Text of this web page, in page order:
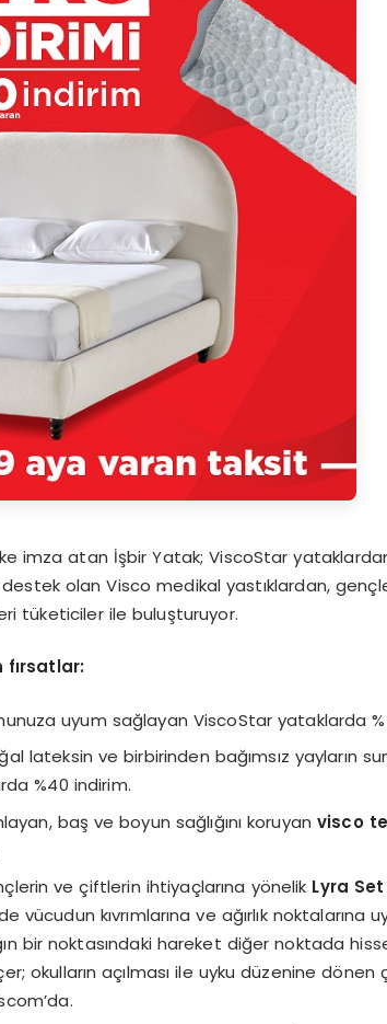
imza atan İşbir Yatak; ViscoStar
destek olan Visco medikal yastıklardan,
tüketiciler ile buluşturuyor.
fırsatlar:
uyum sağlayan ViscoStar yataklarda
lateksin ve birbirinden bağımsız yayların
%40 indirim.
baş ve boyun sağlığını koruyan visco
ve çiftlerin ihtiyaçlarına yönelik Lyra Set
vücudun kıvrımlarına ve ağırlık noktalarına
bir noktasındaki hareket diğer noktada
okulların açılması ile uyku düzenine